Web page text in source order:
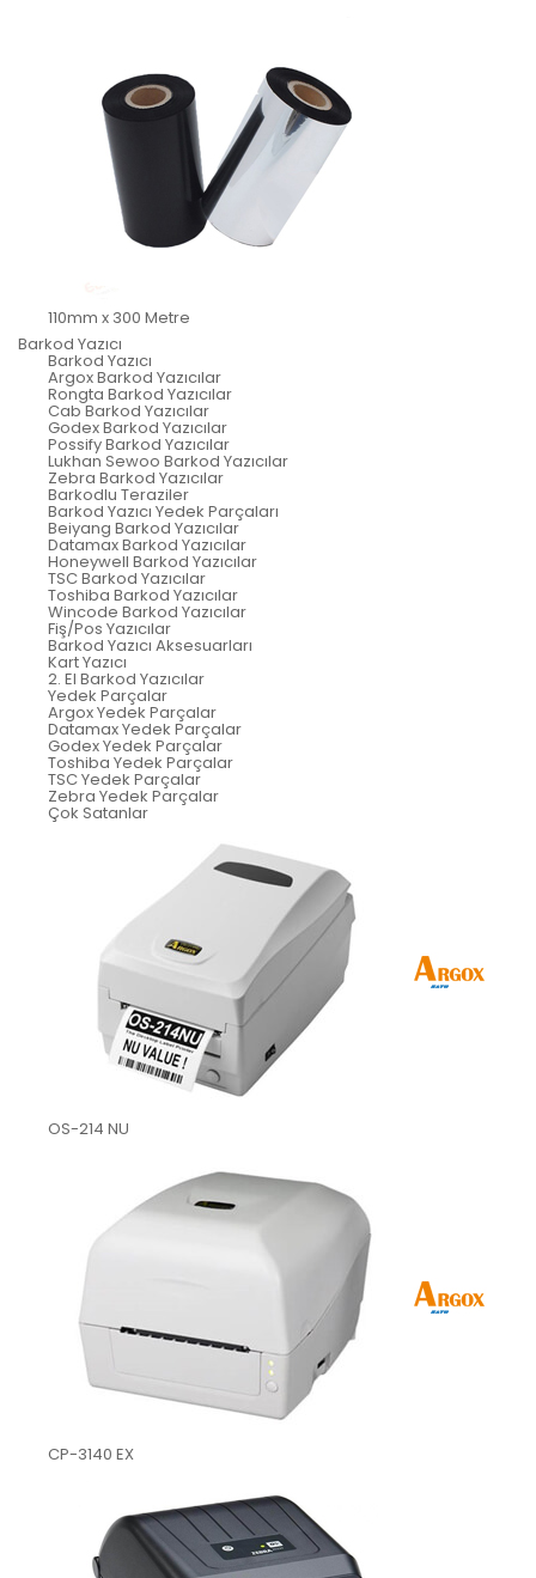
110mm x 300 Metre
Barkod Yazıcı
Barkod Yazıcı
Argox Barkod Yazıcılar
Rongta Barkod Yazıcılar
Cab Barkod Yazıcılar
Godex Barkod Yazıcılar
Possify Barkod Yazıcılar
Lukhan Sewoo Barkod Yazıcılar
Zebra Barkod Yazıcılar
Barkodlu Teraziler
Barkod Yazıcı Yedek Parçaları
Beiyang Barkod Yazıcılar
Datamax Barkod Yazıcılar
Honeywell Barkod Yazıcılar
TSC Barkod Yazıcılar
Toshiba Barkod Yazıcılar
Wincode Barkod Yazıcılar
Fiş/Pos Yazıcılar
Barkod Yazıcı Aksesuarları
Kart Yazıcı
2. El Barkod Yazıcılar
Yedek Parçalar
Argox Yedek Parçalar
Datamax Yedek Parçalar
Godex Yedek Parçalar
Toshiba Yedek Parçalar
TSC Yedek Parçalar
Zebra Yedek Parçalar
Çok Satanlar
OS-214 NU
CP-3140 EX